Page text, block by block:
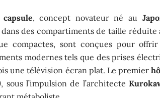
, concept novateur né au
des compartiments de taille réduite
compactes, sont conçues pour
modernes tels que des prises
une télévision écran plat. Le premier
sous l’impulsion de l’architecte